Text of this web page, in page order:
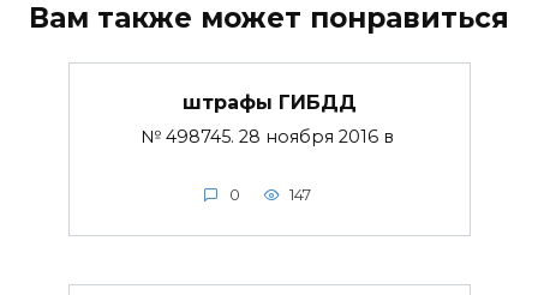
Вам также может понравиться
штрафы ГИБДД
№ 498745. 28 ноября 2016 в
0 147